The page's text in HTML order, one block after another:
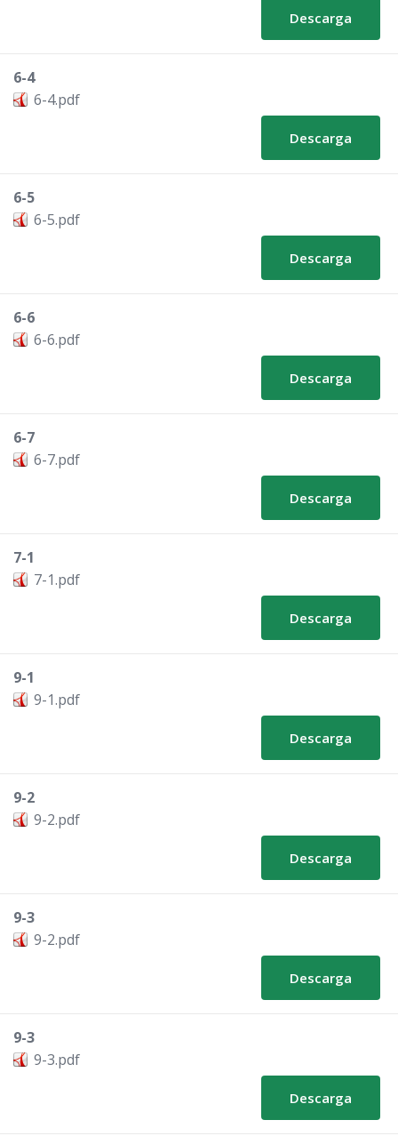
Descarga
6-4
6-4.pdf
Descarga
6-5
6-5.pdf
Descarga
6-6
6-6.pdf
Descarga
6-7
6-7.pdf
Descarga
7-1
7-1.pdf
Descarga
9-1
9-1.pdf
Descarga
9-2
9-2.pdf
Descarga
9-3
9-2.pdf
Descarga
9-3
9-3.pdf
Descarga